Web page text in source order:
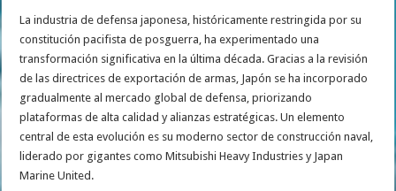
La industria de defensa japonesa, históricamente restringida por su
constitución pacifista de posguerra, ha experimentado una
transformación significativa en la última década. Gracias a la revisión
de las directrices de exportación de armas, Japón se ha incorporado
gradualmente al mercado global de defensa, priorizando
plataformas de alta calidad y alianzas estratégicas. Un elemento
central de esta evolución es su moderno sector de construcción naval,
liderado por gigantes como Mitsubishi Heavy Industries y Japan
Marine United.